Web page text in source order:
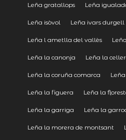
Leña gratallops Leña
Leña isòvol Leña ivars durgell
Leña l ametlla del vallès
Leña la canonja Leña la
Leña la coruña comarca
Leña la figuera Leña la
Leña la garriga Leña la
Leña la morera de montsant